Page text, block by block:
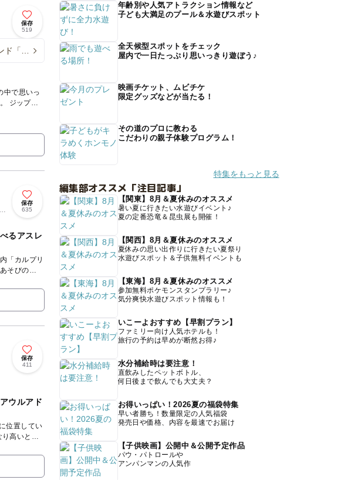
保存
519
「カ
中で思いっ
アクティ
保存
635
るアスレ
「カルプリ
そびの
ください。
保存
411
ウルアド
位置してい
高いとこ
年齢別や人気アトラクション情報など
子ども大満足のプール＆水遊びスポット
全天候型スポットをチェック
屋内で一日たっぷり思いっきり遊ぼう♪
映画チケット、ムビチケ
限定グッズなどが当たる！
その道のプロに教わる
こだわりの親子体験プログラム！
特集をもっと見る
編集部オススメ「注目記事」
【関東】8月＆夏休みのオススメ
暑い夏に行きたい水遊びイベント♪
夏の定番恐竜＆昆虫展も開催！
【関西】8月＆夏休みのオススメ
夏休みの思い出作りに行きたい夏祭り
水遊びスポット＆子供無料イベントも
【東海】8月＆夏休みのオススメ
参加無料ポケモンスタンプラリー♪
気分爽快水遊びスポット情報も！
いこーよおすすめ【早割プラン】
ファミリー向け人気ホテルも！
旅行の予約は早めが断然お得♪
水分補給時は要注意！
直飲みしたペットボトル、
何日後まで飲んでも大丈夫？
お得いっぱい！2026夏の福袋特集
早い者勝ち！数量限定の人気福袋
発売日や価格、内容を最速でお届け
【子供映画】公開中＆公開予定作品
パウ・パトロールや
アンパンマンの人気作